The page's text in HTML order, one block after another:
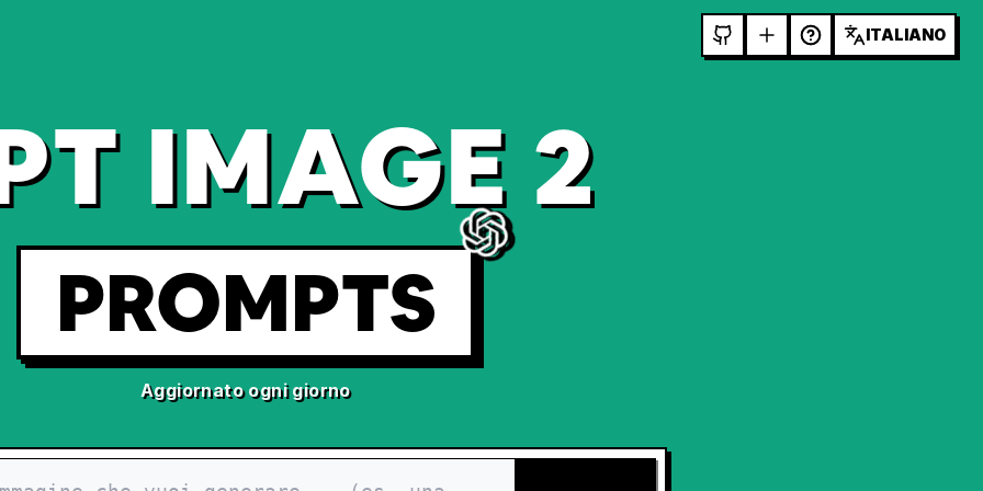
ITALIANO
IMAGE 2
PROMPTS
Aggiornato ogni giorno